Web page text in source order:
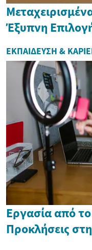
Έξυπνη
ΕΚΠΑΊΔΕΥΣΗ &
Εργασία από το
Προκλήσεις